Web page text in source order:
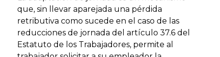
que, sin llevar aparejada una pérdida
retributiva como sucede en el caso de las
reducciones de jornada del artículo 37.6 del
Estatuto de los Trabajadores, permite al